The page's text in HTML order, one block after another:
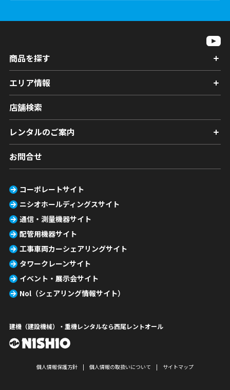
商品を探す
エリア情報
店舗検索
レンタルのご案内
お問合せ
コーポレートサイト
ニシオホールディングスサイト
通信・測量機器サイト
配管用機器サイト
工事車両カーシェアリングサイト
タワークレーンサイト
イベント・展示会サイト
Nol（シェアリング情報サイト）
建機（建設機械）・重機レンタルなら西尾レントオール
個人情報保護方針 個人情報の取扱いについて サイトマップ